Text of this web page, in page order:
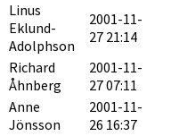
Linus
Eklund-
Adolphson
2001-11-
27 21:14
Richard
Åhnberg
2001-11-
27 07:11
Anne
Jönsson
2001-11-
26 16:37